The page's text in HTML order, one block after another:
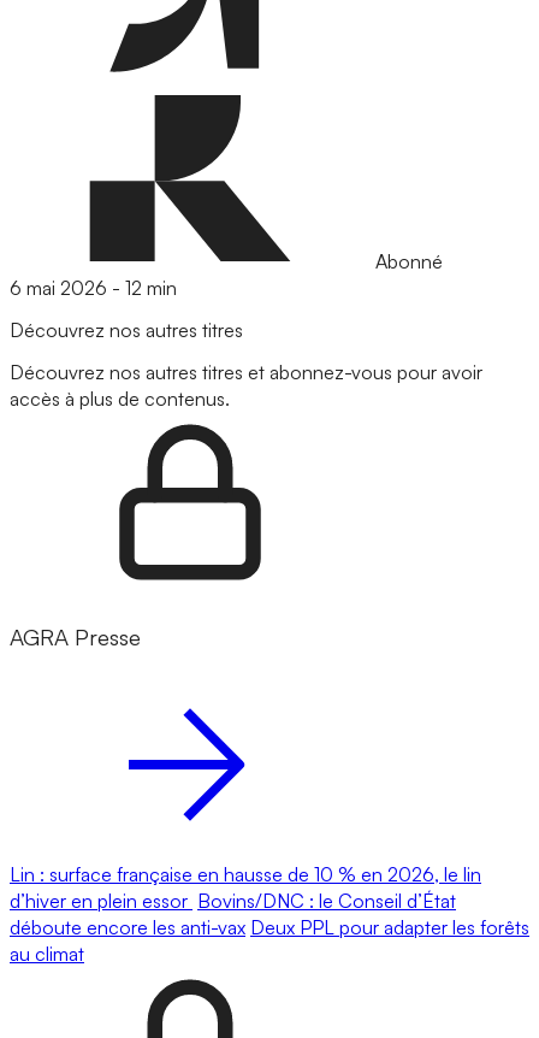
Abonné
6 mai 2026 - 12 min
Découvrez nos autres titres
Découvrez nos autres titres et abonnez-vous pour avoir
accès à plus de contenus.
AGRA Presse
Lin : surface française en hausse de 10 % en 2026, le lin
d’hiver en plein essor Bovins/DNC : le Conseil d’État
déboute encore les anti-vax Deux PPL pour adapter les forêts
au climat